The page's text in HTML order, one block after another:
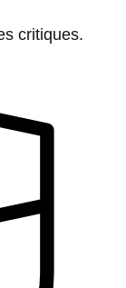
critiques.